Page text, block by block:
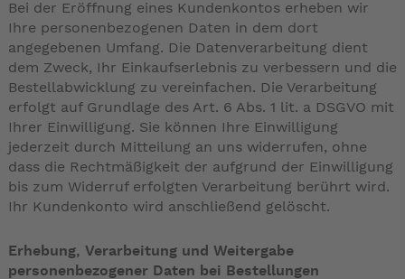
Bei der Eröffnung eines Kundenkontos erheben wir
Ihre personenbezogenen Daten in dem dort
angegebenen Umfang. Die Datenverarbeitung dient
dem Zweck, Ihr Einkaufserlebnis zu verbessern und die
Bestellabwicklung zu vereinfachen. Die Verarbeitung
erfolgt auf Grundlage des Art. 6 Abs. 1 lit. a DSGVO mit
Ihrer Einwilligung. Sie können Ihre Einwilligung
jederzeit durch Mitteilung an uns widerrufen, ohne
dass die Rechtmäßigkeit der aufgrund der Einwilligung
bis zum Widerruf erfolgten Verarbeitung berührt wird.
Ihr Kundenkonto wird anschließend gelöscht.
Erhebung, Verarbeitung und Weitergabe
personenbezogener Daten bei Bestellungen